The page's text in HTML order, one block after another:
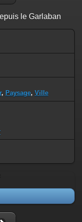
le Garlaban
, Paysage, Ville